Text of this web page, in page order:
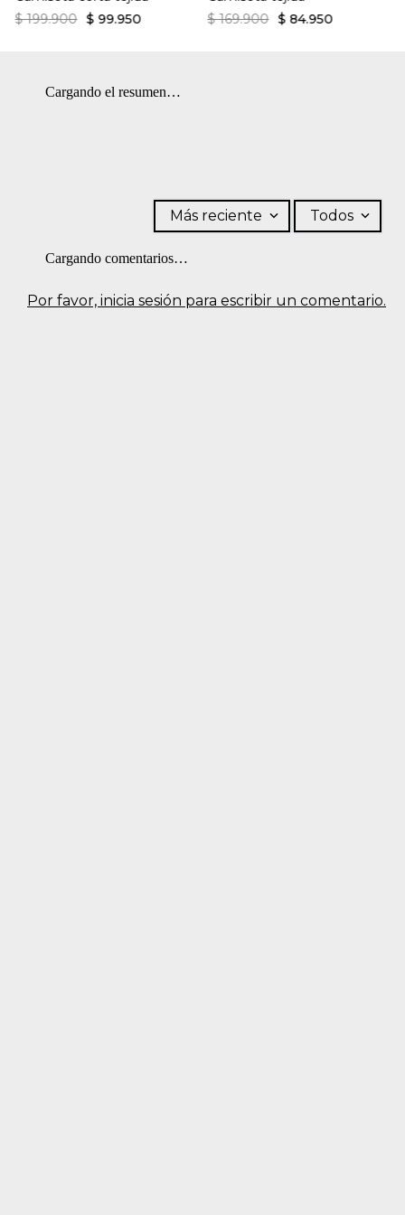
$ 199.900 $ 99.950
$ 169.900 $ 84.950
Cargando el resumen…
Por favor, inicia sesión para escribir un comentario.
Más reciente Todos
Cargando comentarios…